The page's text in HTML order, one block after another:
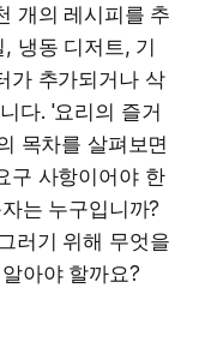
개의 레시피를 추
냉동 디저트, 기
가 추가되거나 삭
다. '요리의 즐거
목차를 살펴보면
구 사항이어야 한
는 누구입니까?
러기 위해 무엇을
아야 할까요?